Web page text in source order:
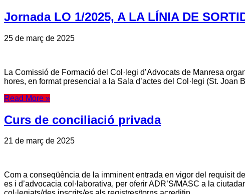
Jornada LO 1/2025, A LA LÍNIA DE
25 de març de 2025
La Comissió de Formació del Col·legi d’Advocats de Manresa
hores, en format presencial a la Sala d’actes del Col·legi (St.
Read More »
Curs de conciliació privada
21 de març de 2025
Com a conseqüència de la imminent entrada en vigor del requisit
es i d’advocacia col·laborativa, per oferir ADR’S/MASC a la